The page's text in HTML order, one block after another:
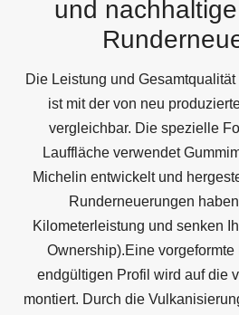
und
Die Leistung und
ist mit der von neu
vergleichbar. Die spezielle
Lauffläche verwendet
Michelin entwickelt und
Runderneuerungen
Kilometerleistung und senken
Ownership).Eine
endgültigen Profil wird auf die
montiert. Durch die